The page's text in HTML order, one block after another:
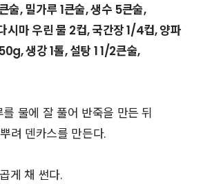
술, 밀가루 1큰술, 생수 5큰술,
시마 우린 물 2컵, 국간장 1/4컵, 양파
생강 1톨, 설탕 1 1/2큰술,
물에 잘 풀어 반죽을 만든 뒤
려 덴카스를 만든다.
게 채 썬다.